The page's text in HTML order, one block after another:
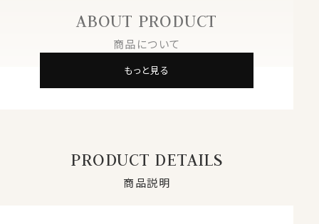
ABOUT PRODUCT
商品について
もっと見る
PRODUCT DETAILS
商品説明